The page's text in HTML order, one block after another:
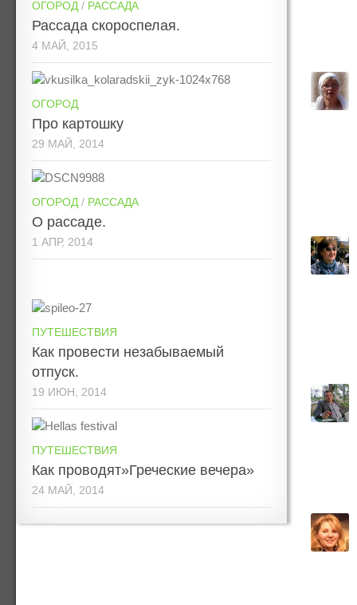
ОГОРОД / РАССАДА
Рассада скороспелая.
4 МАЙ, 2015
ОГОРОД
Про картошку
29 МАЙ, 2014
ОГОРОД / РАССАДА
О рассаде.
1 АПР, 2014
ПУТЕШЕСТВИЯ
Как провести незабываемый
отпуск.
19 ИЮН, 2014
ПУТЕШЕСТВИЯ
Как проводят»Греческие вечера»
24 МАЙ, 2014